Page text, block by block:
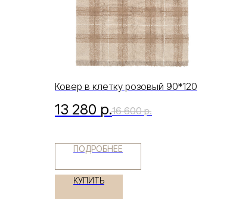
Ковер в клетку розовый 90*120
13 280 р.16 600 р.
ПОДРОБНЕЕ
КУПИТЬ